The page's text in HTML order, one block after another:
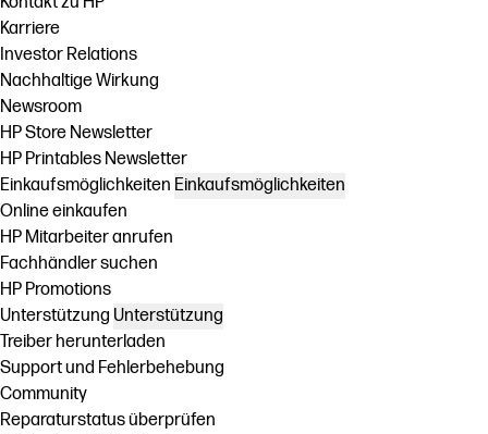
Karriere
Investor Relations
Nachhaltige Wirkung
Newsroom
HP Store Newsletter
HP Printables Newsletter
Einkaufsmöglichkeiten Einkaufsmöglichkeiten
Online einkaufen
HP Mitarbeiter anrufen
Fachhändler suchen
HP Promotions
Unterstützung Unterstützung
Treiber herunterladen
Support und Fehlerbehebung
Community
Reparaturstatus überprüfen